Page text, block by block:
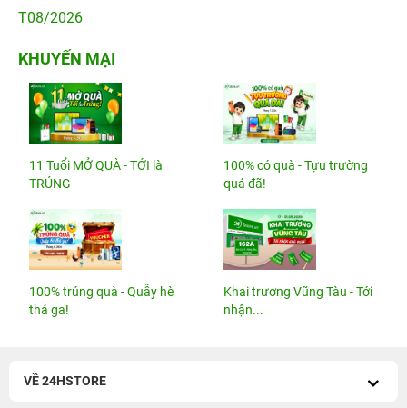
T08/2026
KHUYẾN MẠI
11 Tuổi MỞ QUÀ - TỚI là
TRÚNG
100% có quà - Tựu trường
quá đã!
100% trúng quà - Quẫy hè
thả ga!
Khai trương Vũng Tàu - Tới
nhận...
VỀ 24HSTORE